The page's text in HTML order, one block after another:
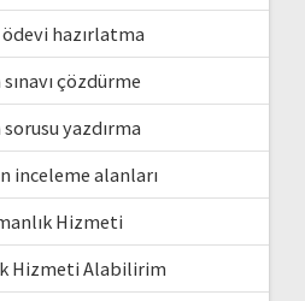
hazırlatma
çözdürme
yazdırma
inceleme alanları
Hizmeti
Hizmeti Alabilirim